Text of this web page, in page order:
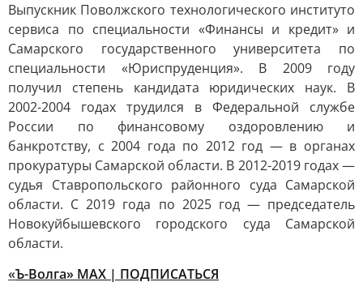
Выпускник Поволжского технологического институто
сервиса по специальности «Финансы и кредит» и
Самарского государственного университета по
специальности «Юриспруденция». В 2009 году
получил степень кандидата юридических наук. В
2002-2004 годах трудился в Федеральной службе
России по финансовому оздоровлению и
банкротству, с 2004 года по 2012 год — в органах
прокуратуры Самарской области. В 2012-2019 годах —
судья Ставропольского районного суда Самарской
области. С 2019 года по 2025 год — председатель
Новокуйбышевского городского суда Самарской
области.
«Ъ-Волга» МАХ | ПОДПИСАТЬСЯ